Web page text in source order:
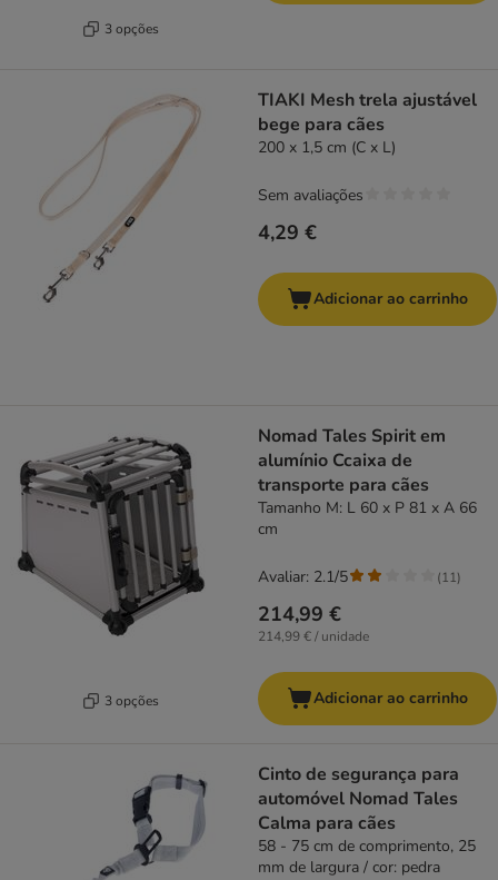
3 opções
TIAKI Mesh trela ajustável
bege para cães
200 x 1,5 cm (C x L)
4,29 €
Sem avaliações
Adicionar ao carrinho
3 opções
Nomad Tales Spirit em
alumínio Ccaixa de
transporte para cães
Tamanho M: L 60 x P 81 x A 66
cm
214,99 €
214,99 € / unidade
Avaliar: 2.1/5 (11)
Adicionar ao carrinho
Cinto de segurança para
automóvel Nomad Tales
Calma para cães
58 - 75 cm de comprimento, 25
mm de largura / cor: pedra